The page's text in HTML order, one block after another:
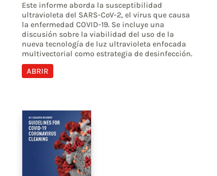
Este informe aborda la susceptibilidad
ultravioleta del SARS-CoV-2, el virus que causa
la enfermedad COVID-19. Se incluye una
discusión sobre la viabilidad del uso de la
nueva tecnología de luz ultravioleta enfocada
multivectorial como estrategia de desinfección.
ABRIR